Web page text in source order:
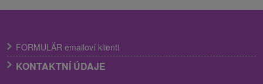
FORMULÁR emailoví klienti
KONTAKTNÍ ÚDAJE